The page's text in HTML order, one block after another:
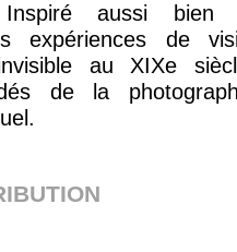
Inspiré aussi bien
expériences de
au XIXe
de la